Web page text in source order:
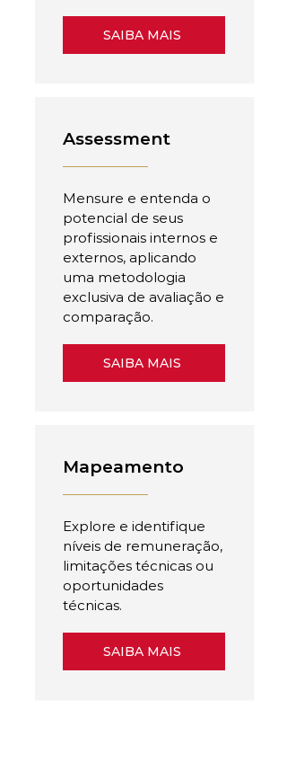
SAIBA MAIS
Assessment
Mensure e entenda o
potencial de seus
profissionais internos e
externos, aplicando
uma metodologia
exclusiva de avaliação e
comparação.
SAIBA MAIS
Mapeamento
Explore e identifique
níveis de remuneração,
limitações técnicas ou
oportunidades
técnicas.
SAIBA MAIS